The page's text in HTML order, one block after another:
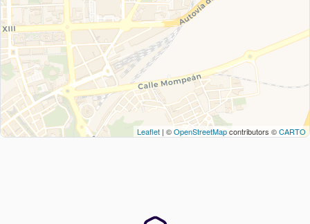
Leaflet | ©OpenStreetMapcontributors ©CARTO